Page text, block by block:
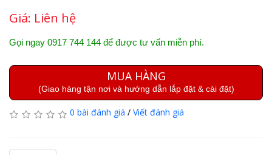
Giá: Liên hệ
Gọi ngay 0917 744 144 để được tư vấn miễn phí.
MUA HÀNG
(Giao hàng tận nơi và hướng dẫn lắp đặt & cài đặt)
0 bài đánh giá / Viết đánh giá